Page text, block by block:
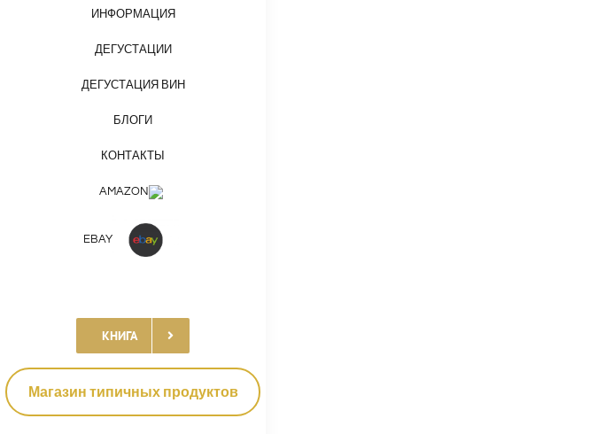
ИНФОРМАЦИЯ
ДЕГУСТАЦИИ
ДЕГУСТАЦИЯ ВИН
БЛОГИ
КОНТАКТЫ
AMAZON
EBAY
КНИГА
Магазин типичных продуктов